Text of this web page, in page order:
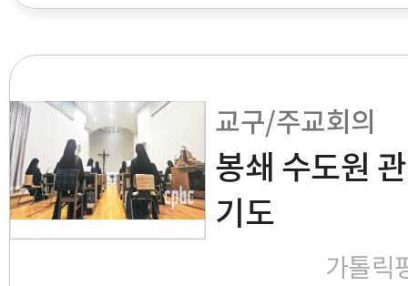
교구/주교회의
봉쇄 수도원
기도
가톨릭